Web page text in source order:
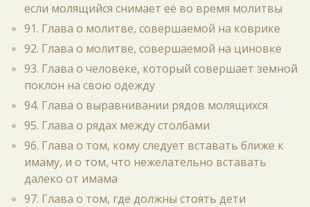
если молящийся снимает её во время молитвы
91. Глава о молитве, совершаемой на коврике
92. Глава о молитве, совершаемой на циновке
93. Глава о человеке, который совершает земной
поклон на свою одежду
94. Глава о выравнивании рядов молящихся
95. Глава о рядах между столбами
96. Глава о том, кому следует вставать ближе к
имаму, и о том, что нежелательно вставать
далеко от имама
97. Глава о том, где должны стоять дети